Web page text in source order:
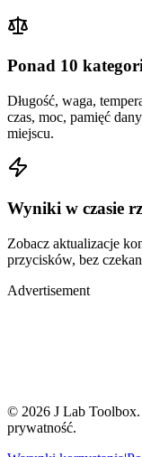
Ponad 10
Długość, waga,
czas, moc, pamięć
miejscu.
Wyniki w czasie
Zobacz aktualizacje
przycisków, bez
Advertisement
© 2026 J Lab Toolbox.
prywatność.